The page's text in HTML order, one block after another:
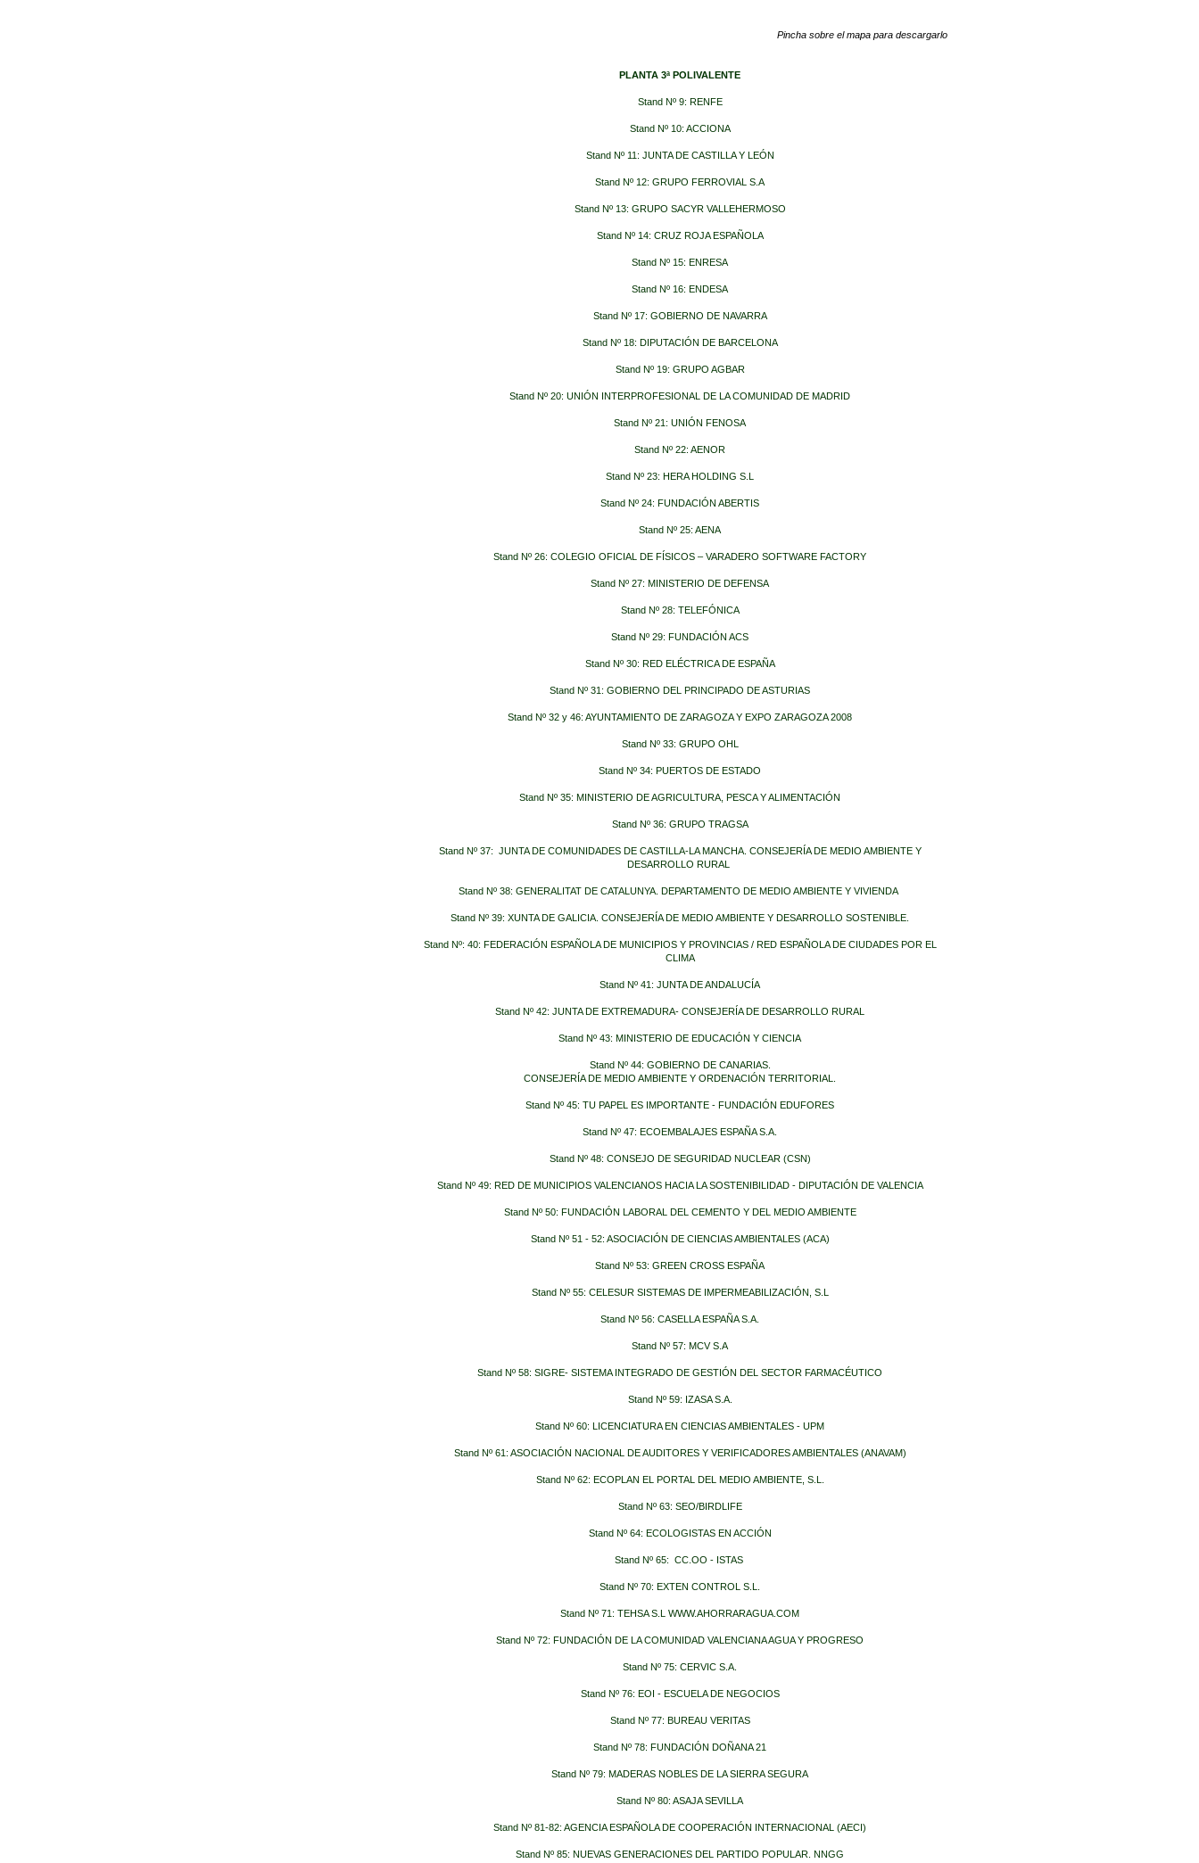
Pincha sobre el mapa para descargarlo
PLANTA 3ª POLIVALENTE
Stand Nº 9: RENFE
Stand Nº 10: ACCIONA
Stand Nº 11: JUNTA DE CASTILLA Y LEÓN
Stand Nº 12: GRUPO FERROVIAL S.A
Stand Nº 13: GRUPO SACYR VALLEHERMOSO
Stand Nº 14: CRUZ ROJA ESPAÑOLA
Stand Nº 15: ENRESA
Stand Nº 16: ENDESA
Stand Nº 17: GOBIERNO DE NAVARRA
Stand Nº 18: DIPUTACIÓN DE BARCELONA
Stand Nº 19: GRUPO AGBAR
Stand Nº 20: UNIÓN INTERPROFESIONAL DE LA COMUNIDAD DE MADRID
Stand Nº 21: UNIÓN FENOSA
Stand Nº 22: AENOR
Stand Nº 23: HERA HOLDING S.L
Stand Nº 24: FUNDACIÓN ABERTIS
Stand Nº 25: AENA
Stand Nº 26: COLEGIO OFICIAL DE FÍSICOS – VARADERO SOFTWARE FACTORY
Stand Nº 27: MINISTERIO DE DEFENSA
Stand Nº 28: TELEFÓNICA
Stand Nº 29: FUNDACIÓN ACS
Stand Nº 30: RED ELÉCTRICA DE ESPAÑA
Stand Nº 31: GOBIERNO DEL PRINCIPADO DE ASTURIAS
Stand Nº 32 y 46: AYUNTAMIENTO DE ZARAGOZA Y EXPO ZARAGOZA 2008
Stand Nº 33: GRUPO OHL
Stand Nº 34: PUERTOS DE ESTADO
Stand Nº 35: MINISTERIO DE AGRICULTURA, PESCA Y ALIMENTACIÓN
Stand Nº 36: GRUPO TRAGSA
Stand Nº 37: JUNTA DE COMUNIDADES DE CASTILLA-LA MANCHA. CONSEJERÍA DE MEDIO AMBIENTE Y
DESARROLLO RURAL
Stand Nº 38: GENERALITAT DE CATALUNYA. DEPARTAMENTO DE MEDIO AMBIENTE Y VIVIENDA
Stand Nº 39: XUNTA DE GALICIA. CONSEJERÍA DE MEDIO AMBIENTE Y DESARROLLO SOSTENIBLE.
Stand Nº: 40: FEDERACIÓN ESPAÑOLA DE MUNICIPIOS Y PROVINCIAS / RED ESPAÑOLA DE CIUDADES POR EL
CLIMA
Stand Nº 41: JUNTA DE ANDALUCÍA
Stand Nº 42: JUNTA DE EXTREMADURA- CONSEJERÍA DE DESARROLLO RURAL
Stand Nº 43: MINISTERIO DE EDUCACIÓN Y CIENCIA
Stand Nº 44: GOBIERNO DE CANARIAS.
CONSEJERÍA DE MEDIO AMBIENTE Y ORDENACIÓN TERRITORIAL.
Stand Nº 45: TU PAPEL ES IMPORTANTE - FUNDACIÓN EDUFORES
Stand Nº 47: ECOEMBALAJES ESPAÑA S.A.
Stand Nº 48: CONSEJO DE SEGURIDAD NUCLEAR (CSN)
Stand Nº 49: RED DE MUNICIPIOS VALENCIANOS HACIA LA SOSTENIBILIDAD - DIPUTACIÓN DE VALENCIA
Stand Nº 50: FUNDACIÓN LABORAL DEL CEMENTO Y DEL MEDIO AMBIENTE
Stand Nº 51 - 52: ASOCIACIÓN DE CIENCIAS AMBIENTALES (ACA)
Stand Nº 53: GREEN CROSS ESPAÑA
Stand Nº 55: CELESUR SISTEMAS DE IMPERMEABILIZACIÓN, S.L
Stand Nº 56: CASELLA ESPAÑA S.A.
Stand Nº 57: MCV S.A
Stand Nº 58: SIGRE- SISTEMA INTEGRADO DE GESTIÓN DEL SECTOR FARMACÉUTICO
Stand Nº 59: IZASA S.A.
Stand Nº 60: LICENCIATURA EN CIENCIAS AMBIENTALES - UPM
Stand Nº 61: ASOCIACIÓN NACIONAL DE AUDITORES Y VERIFICADORES AMBIENTALES (ANAVAM)
Stand Nº 62: ECOPLAN EL PORTAL DEL MEDIO AMBIENTE, S.L.
Stand Nº 63: SEO/BIRDLIFE
Stand Nº 64: ECOLOGISTAS EN ACCIÓN
Stand Nº 65: CC.OO - ISTAS
Stand Nº 70: EXTEN CONTROL S.L.
Stand Nº 71: TEHSA S.L WWW.AHORRARAGUA.COM
Stand Nº 72: FUNDACIÓN DE LA COMUNIDAD VALENCIANA AGUA Y PROGRESO
Stand Nº 75: CERVIC S.A.
Stand Nº 76: EOI - ESCUELA DE NEGOCIOS
Stand Nº 77: BUREAU VERITAS
Stand Nº 78: FUNDACIÓN DOÑANA 21
Stand Nº 79: MADERAS NOBLES DE LA SIERRA SEGURA
Stand Nº 80: ASAJA SEVILLA
Stand Nº 81-82: AGENCIA ESPAÑOLA DE COOPERACIÓN INTERNACIONAL (AECI)
Stand Nº 85: NUEVAS GENERACIONES DEL PARTIDO POPULAR. NNGG